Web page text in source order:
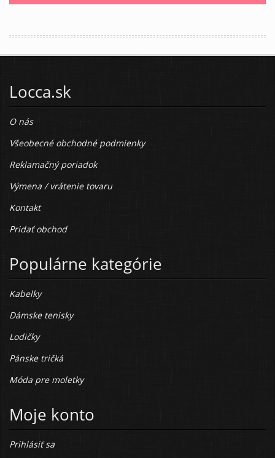
Locca.sk
O nás
Všeobecné obchodné podmienky
Reklamačný poriadok
Výmena / vrátenie tovaru
Kontakt
Pridať obchod
Populárne kategórie
Kabelky
Dámske tenisky
Lodičky
Pánske tričká
Móda pre moletky
Moje konto
Prihlásiť sa